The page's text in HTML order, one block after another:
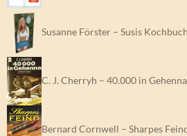
Susanne Förster – Susis
C. J. Cherryh – 40.000 in
Bernard Cornwell – Sharpes